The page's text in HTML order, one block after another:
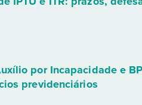
por Incapacidade e
previdenciários